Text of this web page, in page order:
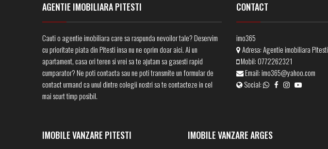
AGENTIE IMOBILIARA PITESTI
Cauti o agentie imobiliara care sa raspunda nevoilor tale? Deservim
cu prioritate piata din Pitesti insa nu ne oprim doar aici. Ai un
apartament, casa ori teren si vrei sa te ajutam sa gasesti rapid
cumparator? Ne poti contacta sau ne poti transmite un formular de
contact urmand ca unul dintre colegii nostri sa te contacteze in cel
mai scurt timp posibil.
CONTACT
imo365
Adresa:Agentie imobiliara Pitesti
Mobil:0772262321
Email:imo365@yahoo.com
Social:
IMOBILE VANZARE PITESTI IMOBILE VANZARE ARGES